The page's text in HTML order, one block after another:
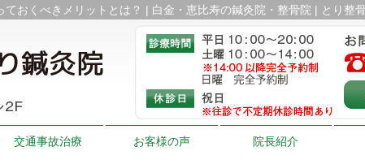
おくべきメリットとは？ | 白金・恵比寿の鍼灸院・整骨院 | とり整
交通事故治療 お客様の声 院長紹介